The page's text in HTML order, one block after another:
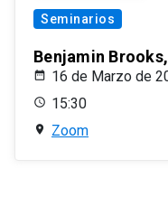
Seminarios
Benjamin
16 de Marzo de
15:30
Zoom